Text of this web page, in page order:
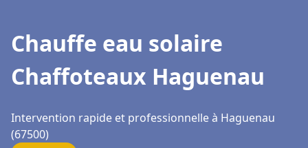
Chauffe eau solaire
Chaffoteaux Haguenau
Intervention rapide et professionnelle à Haguenau
(67500)